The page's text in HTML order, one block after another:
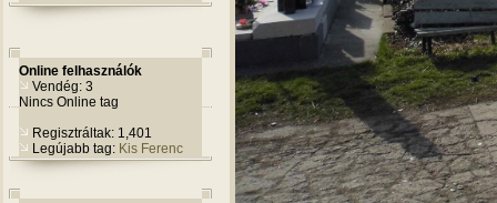
Online felhasználók
Vendég: 3
Nincs Online tag
Regisztráltak: 1,401
Legújabb tag: Kis Ferenc